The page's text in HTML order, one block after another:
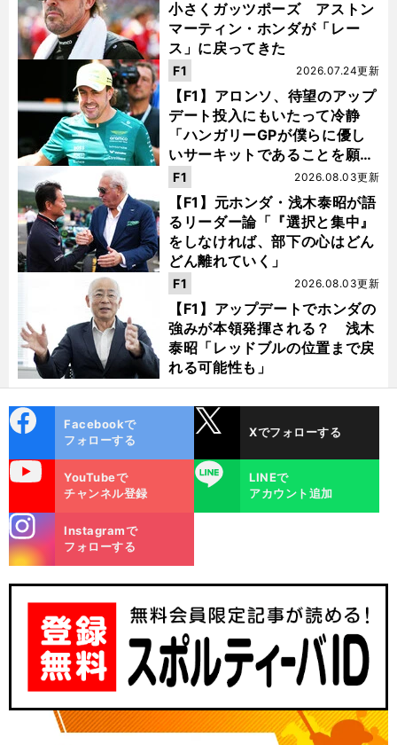
小さくガッツポーズ アストン
マーティン・ホンダが「レー
ス」に戻ってきた
【F1】アロンソ、待望のアップ
デート投入にもいたって冷静
「ハンガリーGPが僕らに優し
いサーキットであることを願
う」
2026.07.24更新
F1
【F1】元ホンダ・浅木泰昭が語
るリーダー論「『選択と集中』
をしなければ、部下の心はどん
どん離れていく」
2026.08.03更新
F1
【F1】アップデートでホンダの
強みが本領発揮される？ 浅木
泰昭「レッドブルの位置まで戻
れる可能性も」
2026.08.03更新
F1
ok
Facebookで
フォローする
Xでフォローする
YouTubeで
チャンネル登録
LINE
LINEで
アカウント追加
m
Instagramで
フォローする